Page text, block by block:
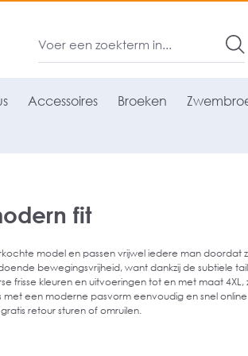
Accessoires Broeken
fit
model en passen vrijwel iedere man doordat
bewegingsvrijheid, want dankzij de subtiele
frisse kleuren en uitvoeringen tot en met maat
een moderne pasvorm eenvoudig en snel
retour sturen of omruilen.